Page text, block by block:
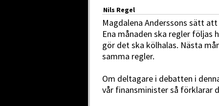
Nils Regel
Magdalena Anderssons sätt
Ena månaden ska regler följas
gör det ska kölhalas. Nästa
samma regler.
Om deltagare i debatten i
vår finansminister så förklarar